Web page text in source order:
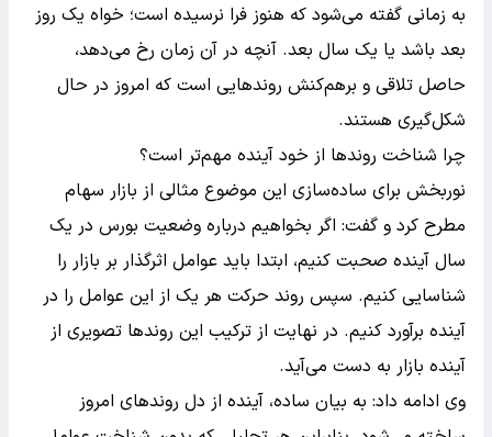
به زمانی گفته می‌شود که هنوز فرا نرسیده است؛ خواه یک روز
بعد باشد یا یک سال بعد. آنچه در آن زمان رخ می‌دهد،
حاصل تلاقی و برهم‌کنش روندهایی است که امروز در حال
شکل‌گیری هستند.
چرا شناخت روندها از خود آینده مهم‌تر است؟
نوربخش برای ساده‌سازی این موضوع مثالی از بازار سهام
مطرح کرد و گفت: اگر بخواهیم درباره وضعیت بورس در یک
سال آینده صحبت کنیم، ابتدا باید عوامل اثرگذار بر بازار را
شناسایی کنیم. سپس روند حرکت هر یک از این عوامل را در
آینده برآورد کنیم. در نهایت از ترکیب این روندها تصویری از
آینده بازار به دست می‌آید.
وی ادامه داد: به بیان ساده، آینده از دل روندهای امروز